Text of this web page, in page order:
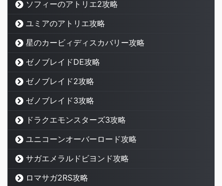
ソフィーのアトリエ2攻略
ユミアのアトリエ攻略
星のカービィディスカバリー攻略
ゼノブレイドDE攻略
ゼノブレイド2攻略
ゼノブレイド3攻略
ドラクエモンスターズ3攻略
ユニコーンオーバーロード攻略
サガエメラルドビヨンド攻略
ロマサガ2RS攻略